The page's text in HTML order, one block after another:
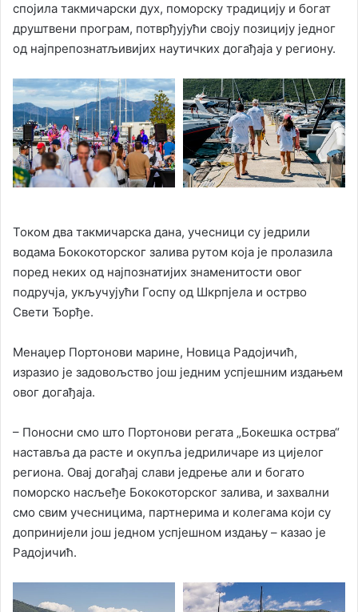
спојила такмичарски дух, поморску традицију и богат
друштвени програм, потврђујући своју позицију једног
од најпрепознатљивијих наутичких догађаја у региону.
Током два такмичарска дана, учесници су једрили
водама Бококоторског залива рутом која је пролазила
поред неких од најпознатијих знаменитости овог
подручја, укључујући Госпу од Шкрпјела и острво
Свети Ђорђе.
Менаџер Портонови марине, Новица Радојичић,
изразио је задовољство још једним успјешним издањем
овог догађаја.
– Поносни смо што Портонови регата „Бокешка острва“
наставља да расте и окупља једриличаре из цијелог
региона. Овај догађај слави једрење али и богато
поморско насљеђе Бококоторског залива, и захвални
смо свим учесницима, партнерима и колегама који су
допринијели још једном успјешном издању – казао је
Радојичић.